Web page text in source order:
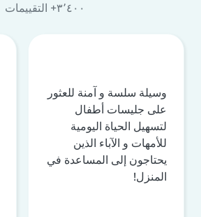
٣٬٤٠٠+ التقييمات
وسيلة سلسة و آمنة للعثور
على جليسات أطفال
لتسهيل الحياة اليومية
للأمهات و الآباء الذين
يحتاجون إلى المساعدة في
المنزل!